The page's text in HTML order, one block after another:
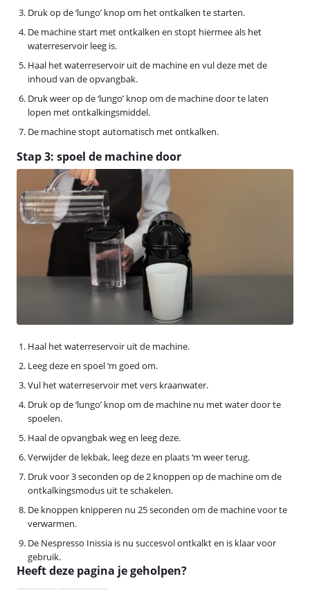
Druk op de ‘lungo’ knop om het ontkalken te starten.
De machine start met ontkalken en stopt hiermee als het
waterreservoir leeg is.
Haal het waterreservoir uit de machine en vul deze met de
inhoud van de opvangbak.
Druk weer op de ‘lungo’ knop om de machine door te laten
lopen met ontkalkingsmiddel.
De machine stopt automatisch met ontkalken.
Stap 3: spoel de machine door
Haal het waterreservoir uit de machine.
Leeg deze en spoel ‘m goed om.
Vul het waterreservoir met vers kraanwater.
Druk op de ‘lungo’ knop om de machine nu met water door te
spoelen.
Haal de opvangbak weg en leeg deze.
Verwijder de lekbak, leeg deze en plaats ‘m weer terug.
Druk voor 3 seconden op de 2 knoppen op de machine om de
ontkalkingsmodus uit te schakelen.
De knoppen knipperen nu 25 seconden om de machine voor te
verwarmen.
De Nespresso Inissia is nu succesvol ontkalkt en is klaar voor
gebruik.
Heeft deze pagina je geholpen?